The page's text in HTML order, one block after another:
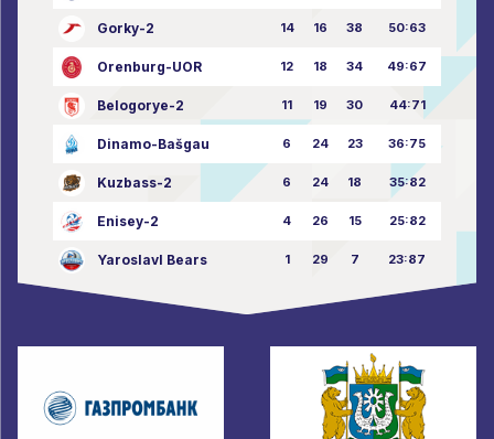
Gorky-2 14 16 38 50:63
Orenburg-UOR 12 18 34 49:67
Belogorye-2 11 19 30 44:71
Dinamo-Bašgau 6 24 23 36:75
Kuzbass-2 6 24 18 35:82
Enisey-2 4 26 15 25:82
Yaroslavl Bears 1 29 7 23:87